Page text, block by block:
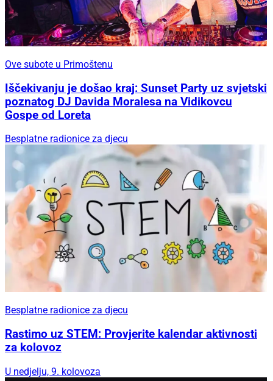
Ove subote u Primoštenu
Iščekivanju je došao kraj: Sunset Party uz svjetski
poznatog DJ Davida Moralesa na Vidikovcu
Gospe od Loreta
Besplatne radionice za djecu
Besplatne radionice za djecu
Rastimo uz STEM: Provjerite kalendar aktivnosti
za kolovoz
U nedjelju, 9. kolovoza